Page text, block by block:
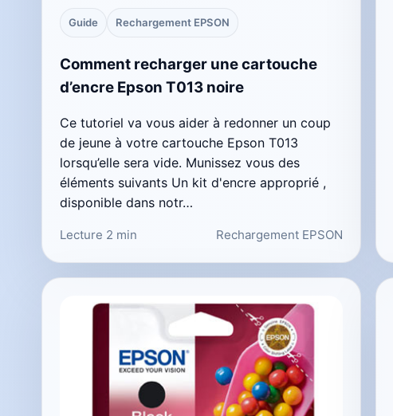
Guide Rechargement EPSON
Comment recharger une cartouche
d’encre Epson T013 noire
Ce tutoriel va vous aider à redonner un coup
de jeune à votre cartouche Epson T013
lorsqu’elle sera vide. Munissez vous des
éléments suivants Un kit d'encre approprié ,
disponible dans notr…
Lecture 2 min Rechargement EPSON